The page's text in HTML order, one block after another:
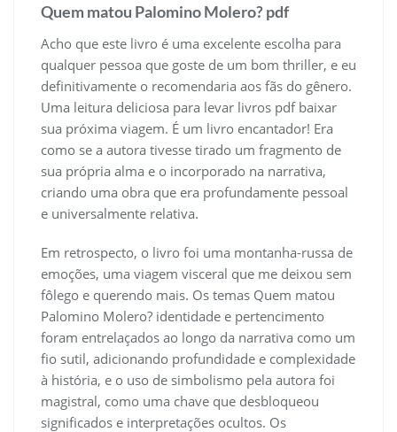
Quem matou Palomino Molero? pdf
Acho que este livro é uma excelente escolha para
qualquer pessoa que goste de um bom thriller, e eu
definitivamente o recomendaria aos fãs do gênero.
Uma leitura deliciosa para levar livros pdf baixar
sua próxima viagem. É um livro encantador! Era
como se a autora tivesse tirado um fragmento de
sua própria alma e o incorporado na narrativa,
criando uma obra que era profundamente pessoal
e universalmente relativa.
Em retrospecto, o livro foi uma montanha-russa de
emoções, uma viagem visceral que me deixou sem
fôlego e querendo mais. Os temas Quem matou
Palomino Molero? identidade e pertencimento
foram entrelaçados ao longo da narrativa como um
fio sutil, adicionando profundidade e complexidade
à história, e o uso de simbolismo pela autora foi
magistral, como uma chave que desbloqueou
significados e interpretações ocultos. Os